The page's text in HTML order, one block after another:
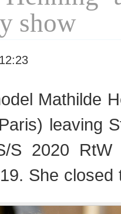
RtW
Fashion
show
Mathilde
leaving
S 2020 RtW
She closed